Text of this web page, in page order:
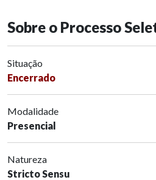
Sobre o Processo
Situação
Encerrado
Modalidade
Presencial
Natureza
Stricto Sensu